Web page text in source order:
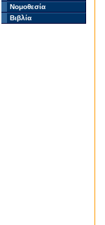
Νομοθεσία
Βιβλία